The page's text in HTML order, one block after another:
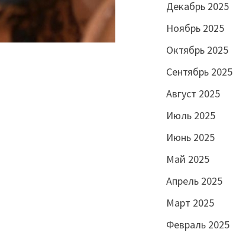
Декабрь 2025
Ноябрь 2025
Октябрь 2025
Сентябрь 2025
Август 2025
Июль 2025
Июнь 2025
Май 2025
Апрель 2025
Март 2025
Февраль 2025